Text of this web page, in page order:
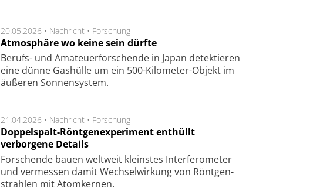
20.05.2026 • Nachricht • Forschung
Atmosphäre wo keine sein dürfte
Berufs- und Ama­teuer­for­schen­de in Japan de­tek­tie­ren
eine dün­ne Gas­hül­le um ein 500-Kilo­meter-Objekt im
äu­ße­ren Son­nen­sys­tem.
21.04.2026 • Nachricht • Forschung
Doppelspalt-Röntgenexperiment enthüllt
verborgene Details
For­schen­de bau­en welt­weit kleins­tes In­ter­fe­ro­me­ter
und ver­mes­sen da­mit Wech­sel­wir­kung von Rönt­gen­
strah­len mit Atom­ker­nen.